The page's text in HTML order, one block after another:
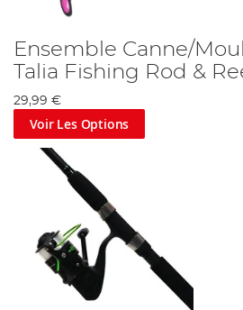
Ensemble Canne/
Talia Fishing Rod &
29,99 €
Voir Les Options